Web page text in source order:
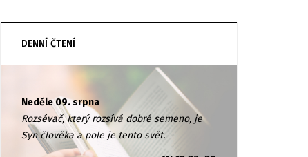
DENNÍ ČTENÍ
Neděle 09. srpna
Rozsévač, který rozsívá dobré semeno, je
Syn člověka a pole je tento svět.